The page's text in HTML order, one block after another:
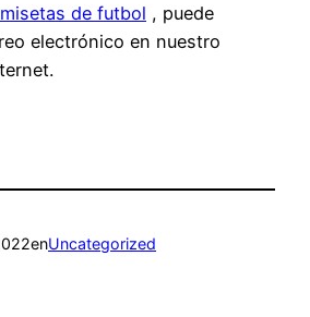
de futbol , puede
electrónico en nuestro
enUncategorized